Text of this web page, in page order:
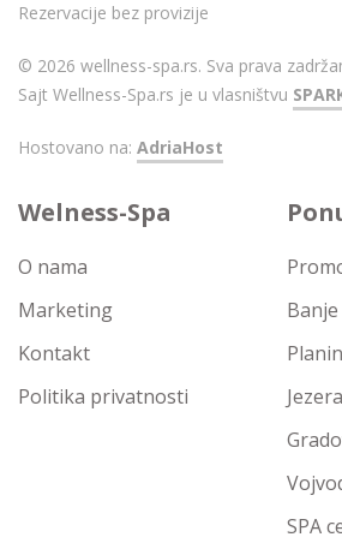
Rezervacije bez provizije
© 2026 wellness-spa.rs. Sva prava
Sajt Wellness-Spa.rs je u vlasništvu
Hostovano na: AdriaHost
Welness-Spa
O nama
Marketing
Kontakt
Politika privatnosti
Banje
Jezera
SPA